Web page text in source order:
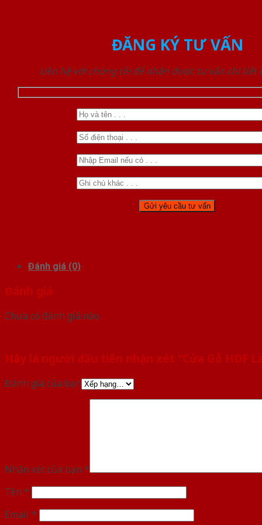
ĐĂNG KÝ TƯ VẤN
Liên hệ với chúng tôi để nhận được tư vấn chi tiết
Đánh giá (0)
Đánh giá
Chưa có đánh giá nào.
Hãy là người đầu tiên nhận xét “Cửa Gỗ HDF
Đánh giá của bạn
Nhận xét của bạn *
Tên *
Email *